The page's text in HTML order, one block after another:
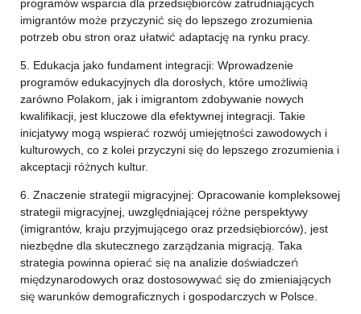
programów wsparcia dla przedsiębiorców zatrudniających
imigrantów może przyczynić się do lepszego zrozumienia
potrzeb obu stron oraz ułatwić adaptację na rynku pracy.
5. Edukacja jako fundament integracji: Wprowadzenie
programów edukacyjnych dla dorosłych, które umożliwią
zarówno Polakom, jak i imigrantom zdobywanie nowych
kwalifikacji, jest kluczowe dla efektywnej integracji. Takie
inicjatywy mogą wspierać rozwój umiejętności zawodowych i
kulturowych, co z kolei przyczyni się do lepszego zrozumienia i
akceptacji różnych kultur.
6. Znaczenie strategii migracyjnej: Opracowanie kompleksowej
strategii migracyjnej, uwzględniającej różne perspektywy
(imigrantów, kraju przyjmującego oraz przedsiębiorców), jest
niezbędne dla skutecznego zarządzania migracją. Taka
strategia powinna opierać się na analizie doświadczeń
międzynarodowych oraz dostosowywać się do zmieniających
się warunków demograficznych i gospodarczych w Polsce.